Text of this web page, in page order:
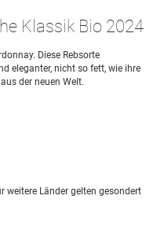
Klassik Bio 2024
Diese Rebsorte
eleganter, nicht so fett, wie ihre
der neuen Welt.
weitere Länder gelten gesondert